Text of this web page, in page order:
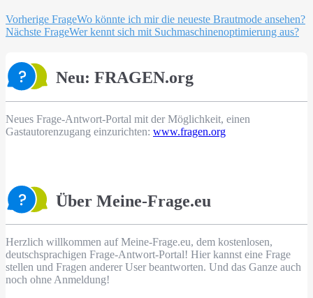
Beitragsnavigation
Vorherige FrageWo könnte ich mir die neueste Brautmode ansehen?
Nächste FrageWer kennt sich mit Suchmaschinenoptimierung aus?
Neu: FRAGEN.org
Neues Frage-Antwort-Portal mit der Möglichkeit, einen
Gastautorenzugang einzurichten: www.fragen.org
Über Meine-Frage.eu
Herzlich willkommen auf Meine-Frage.eu, dem kostenlosen,
deutschsprachigen Frage-Antwort-Portal! Hier kannst eine Frage
stellen und Fragen anderer User beantworten. Und das Ganze auch
noch ohne Anmeldung!